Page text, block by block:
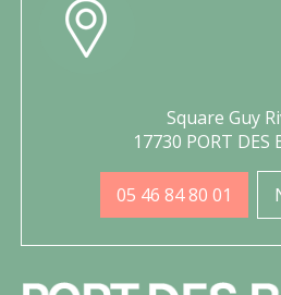
Square Guy
17730 PORT DES
05 46 84 80 01